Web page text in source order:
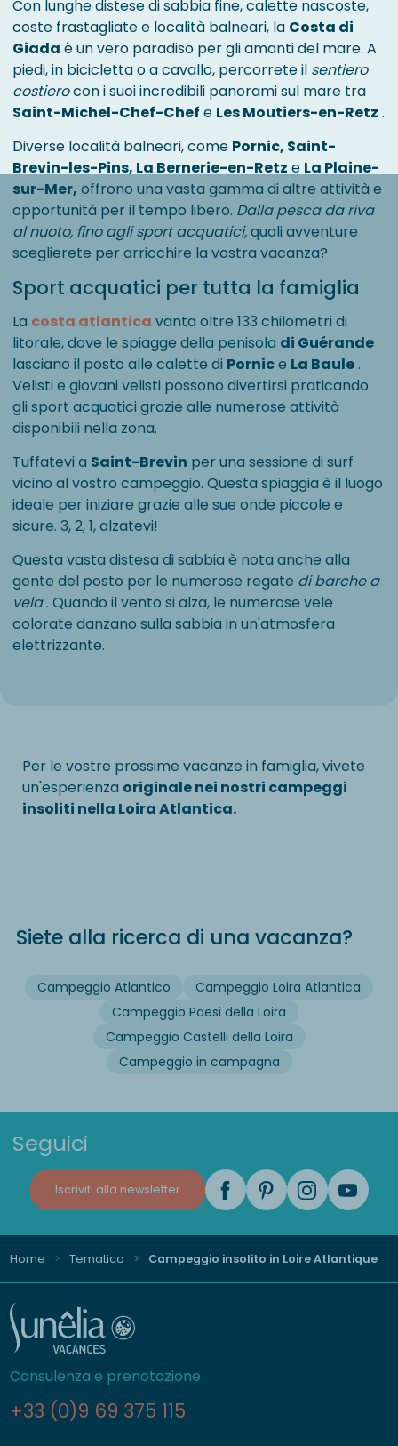
Con lunghe distese di sabbia fine, calette nascoste,
coste frastagliate e località balneari, la Costa di
Giada è un vero paradiso per gli amanti del mare. A
piedi, in bicicletta o a cavallo, percorrete il sentiero
costierocon i suoi incredibili panorami sul mare tra
Saint-Michel-Chef-Chef e Les Moutiers-en-Retz .
Diverse località balneari, come Pornic, Saint-
Brevin-les-Pins, La Bernerie-en-Retz e La Plaine-
sur-Mer, offrono una vasta gamma di altre attività e
opportunità per il tempo libero. Dalla pesca da riva
al nuoto, fino agli sport acquatici,quali avventure
sceglierete per arricchire la vostra vacanza?
Sport acquatici per tutta la famiglia
La costa atlantica vanta oltre 133 chilometri di
litorale, dove le spiagge della penisola di Guérande
lasciano il posto alle calette di Pornice La Baule .
Velisti e giovani velisti possono divertirsi praticando
gli sport acquatici grazie alle numerose attività
disponibili nella zona.
Tuffatevi a Saint-Brevin per una sessione di surf
vicino al vostro campeggio. Questa spiaggia è il luogo
ideale per iniziare grazie alle sue onde piccole e
sicure. 3, 2, 1, alzatevi!
Questa vasta distesa di sabbia è nota anche alla
gente del posto per le numerose regate di barche a
vela. Quando il vento si alza, le numerose vele
colorate danzano sulla sabbia in un'atmosfera
elettrizzante.
Per le vostre prossime vacanze in famiglia, vivete
un'esperienza originale nei nostri campeggi
insoliti nella Loira Atlantica.
Siete alla ricerca di una vacanza?
Campeggio Atlantico
Campeggio Loira Atlantica
Campeggio Paesi della Loira
Campeggio Castelli della Loira
Campeggio in campagna
Seguici
Iscriviti alla newsletter
Home Tematico Campeggio insolito in Loire Atlantique
Consulenza e prenotazione
+33 (0)9 69 375 115